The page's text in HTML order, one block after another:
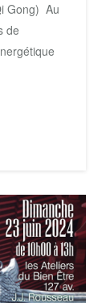
Gong) Au
de